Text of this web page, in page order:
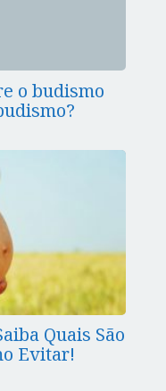
o budismo
Quais São
Evitar!